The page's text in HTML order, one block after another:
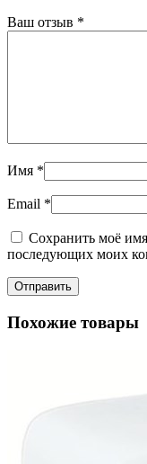
Ваш отзыв *
Имя *
Email *
Сохранить моё
последующих моих
Похожие товары